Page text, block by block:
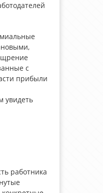
с
прибыли
увидеть
работника